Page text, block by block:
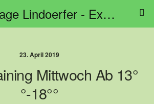
Reitanlage Lindoerfer - Extreme Trail Bayern
23. April 2019
Mittwoch Ab 13°
°-18°°